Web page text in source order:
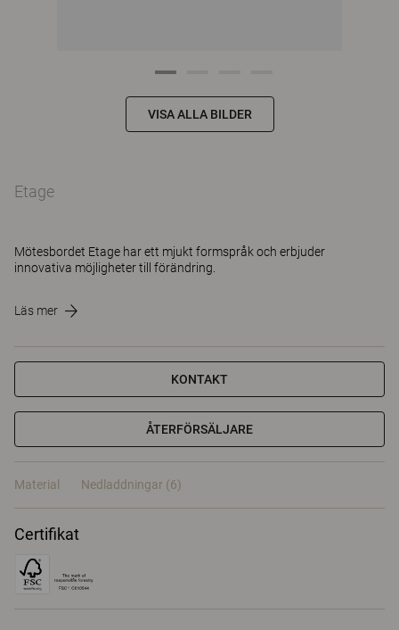
VISA ALLA BILDER
Etage
Mötesbordet Etage har ett mjukt formspråk och erbjuder
innovativa möjligheter till förändring.
Läs mer
KONTAKT
ÅTERFÖRSÄLJARE
Material Nedladdningar (6)
Certifikat